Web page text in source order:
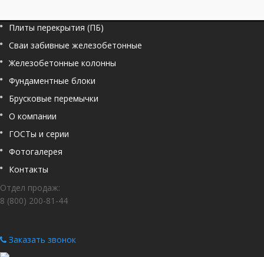
Плиты перекрытия (ПБ)
Сваи забивные железобетонные
Железобетонные колонны
Фундаментные блоки
Брусковые перемычки
О компании
ГОСТы и серии
Фотогалерея
Контакты
Отдел продаж:
8 (800) 200-81-44
Заказать звонок